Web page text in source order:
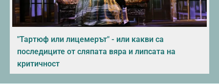
"Тартюф или лицемерът" - или какви са
последиците от сляпата вяра и липсата на
критичност